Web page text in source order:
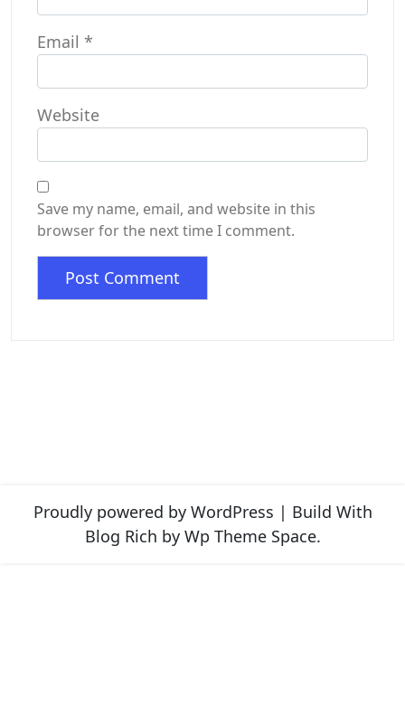
Email *
Website
Save my name, email, and website in this
browser for the next time I comment.
Proudly powered by WordPress | Build With
Blog Rich by Wp Theme Space.